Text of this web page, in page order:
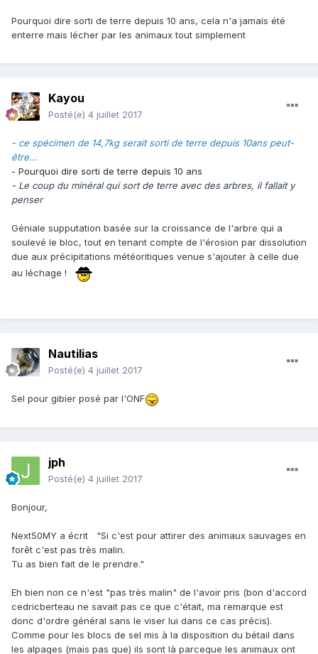
Pourquoi dire sorti de terre depuis 10 ans, cela n'a jamais été
enterre mais lécher par les animaux tout simplement
Kayou
Posté(e) 4 juillet 2017
- ce spécimen de 14,7kg serait sorti de terre depuis 10ans peut-
être…
- Pourquoi dire sorti de terre depuis 10 ans
- Le coup du minéral qui sort de terre avec des arbres, il fallait y
penser
Géniale supputation basée sur la croissance de l'arbre qui a
soulevé le bloc, tout en tenant compte de l'érosion par dissolution
due aux précipitations météoritiques venue s'ajouter à celle due
au léchage !
Nautilias
Posté(e) 4 juillet 2017
Sel pour gibier posé par l'ONF
jph
Posté(e) 4 juillet 2017
Bonjour,
Next50MY a écrit "Si c'est pour attirer des animaux sauvages en
forêt c'est pas très malin.
Tu as bien fait de le prendre."
Eh bien non ce n'est "pas très malin" de l'avoir pris (bon d'accord
cedricberteau ne savait pas ce que c'était, ma remarque est
donc d'ordre général sans le viser lui dans ce cas précis).
Comme pour les blocs de sel mis à la disposition du bétail dans
les alpages (mais pas que) ils sont là parceque les animaux ont